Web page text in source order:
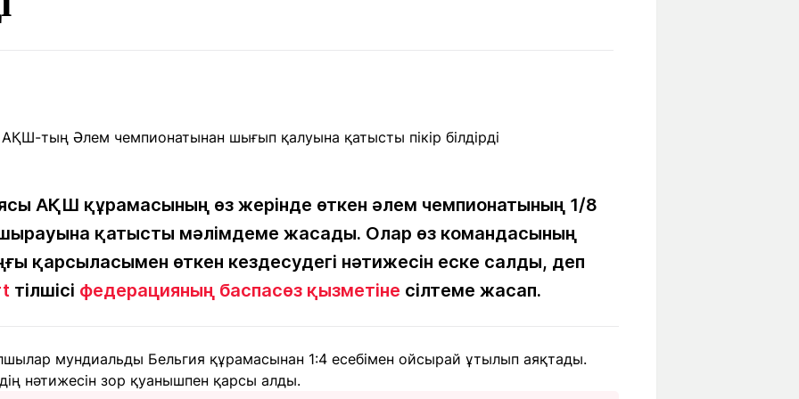
(700) 3 888 188
Әлеуметтік желілер
АҚШ құрамасының өз жерінде өткен әлем чемпионатының 1/8
қатысты мәлімдеме жасады. Олар өз командасының
қарсыласымен өткен кездесудегі нәтижесін еске салды, деп
тілшісі федерацияның баспасөз қызметіне сілтеме жасап.
мундиальды Бельгия құрамасынан 1:4 есебімен ойсырай ұтылып аяқтады.
нәтижесін зор қуанышпен қарсы алды.